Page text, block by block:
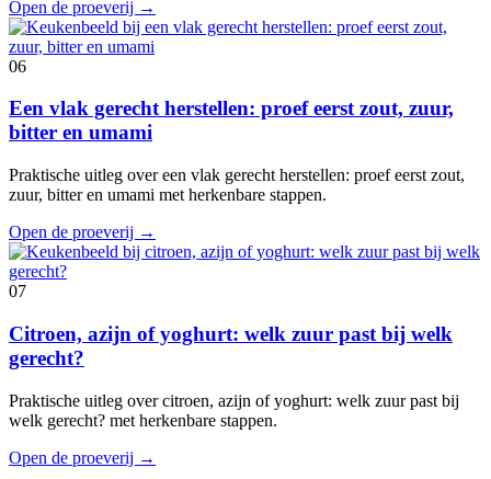
Open de proeverij →
06
Een vlak gerecht herstellen: proef eerst zout, zuur,
bitter en umami
Praktische uitleg over een vlak gerecht herstellen: proef eerst zout,
zuur, bitter en umami met herkenbare stappen.
Open de proeverij →
07
Citroen, azijn of yoghurt: welk zuur past bij welk
gerecht?
Praktische uitleg over citroen, azijn of yoghurt: welk zuur past bij
welk gerecht? met herkenbare stappen.
Open de proeverij →